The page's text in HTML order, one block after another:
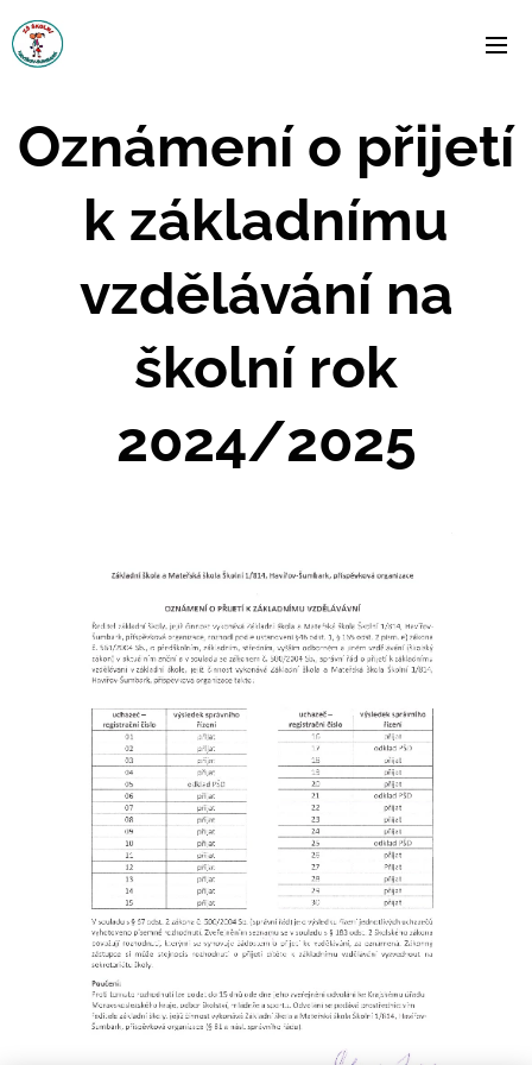
Oznámení o přijetí
k základnímu
vzdělávání na
školní rok
2024/2025